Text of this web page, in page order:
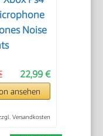
Noise
22,99 €
ansehen
Versandkosten